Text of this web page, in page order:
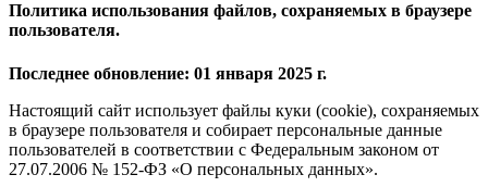
Политика использования файлов, сохраняемых в браузере
пользователя.
Последнее обновление: 01 января 2025 г.
Настоящий сайт использует файлы куки (cookie), сохраняемых
в браузере пользователя и собирает персональные данные
пользователей в соответствии с Федеральным законом от
27.07.2006 № 152-ФЗ «О персональных данных».